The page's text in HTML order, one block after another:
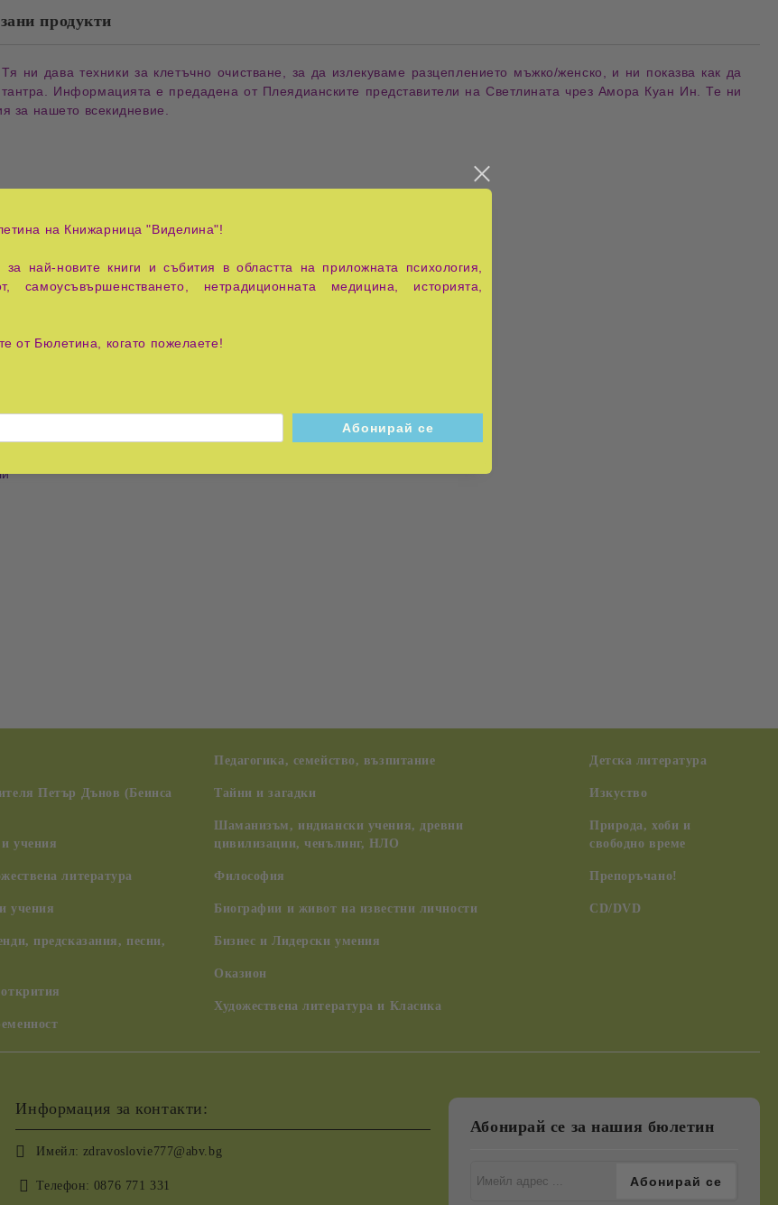
продукти
ни дава техники за клетъчно очистване, за да излекуваме разцеплението мъжко/женско, и ни показва как да
Информацията е предадена от Плеядианските представители на Светлината чрез Амора Куан Ин. Те ни
за нашето всекидневие.
и вашата Ба
Петър Дънов (Беинса
учения
литература
учения
предсказания, песни,
Педагогика, семейство, възпитание
Тайни и загадки
Шаманизъм, индиански учения, древни
цивилизации, ченълинг, НЛО
Философия
Биографии и живот на известни личности
Бизнес и Лидерски умения
Оказион
Художествена литература и Класика
Детска литература
Изкуство
Природа, хоби и
свободно време
Препоръчано!
CD/DVD
Информация за контакти:
Имейл: zdravoslovie777@abv.bg
Телефон: 0876 771 331
Абонирай се за нашия бюлетин
на Книжарница "Виделина"!
най-новите книги и събития в областта на приложната психология,
самоусъвършенстването, нетрадиционната медицина, историята,
от Бюлетина, когато пожелаете!